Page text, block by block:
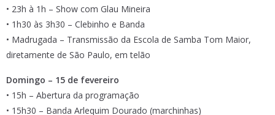
• 23h à 1h – Show com Glau Mineira
• 1h30 às 3h30 – Clebinho e Banda
• Madrugada – Transmissão da Escola de Samba Tom Maior,
diretamente de São Paulo, em telão
Domingo – 15 de fevereiro
• 15h – Abertura da programação
• 15h30 – Banda Arlequim Dourado (marchinhas)